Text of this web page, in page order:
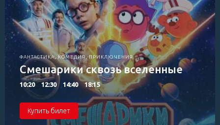
ФАНТАСТИКА, КОМЕДИЯ, ПРИКЛЮЧЕНИЯ
Смешарики сквозь вселенные
10:20 12:30 14:40 18:15
Купить билет